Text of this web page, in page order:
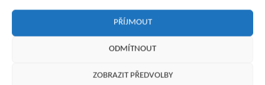
PŘÍJMOUT
ODMÍTNOUT
ZOBRAZIT PŘEDVOLBY